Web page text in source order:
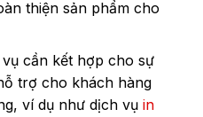
thiện sản phẩm cho
cần kết hợp cho sự
trợ cho khách hàng
ví dụ như dịch vụ in